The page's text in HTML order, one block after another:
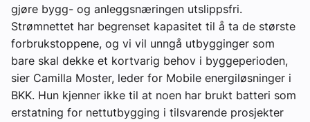
gjøre bygg- og anleggsnæringen utslippsfri.
Strømnettet har begrenset kapasitet til å ta de største
forbrukstoppene, og vi vil unngå utbygginger som
bare skal dekke et kortvarig behov i byggeperioden,
sier Camilla Moster, leder for Mobile energiløsninger i
BKK. Hun kjenner ikke til at noen har brukt batteri som
erstatning for nettutbygging i tilsvarende prosjekter